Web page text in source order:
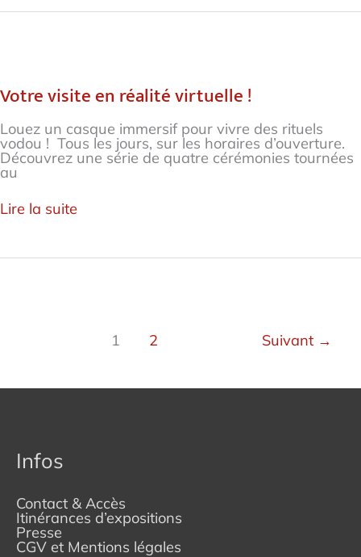
Votre visite en réalité virtuelle !
Louez un casque immersif pour vivre des rituels
vodou ! Tous les jours, sur les horaires d’ouverture.
Découvrez une série de quatre cérémonies tournées
au
réalité
!
Lire la suite
1 2 Suivant →
Infos
Contact & Accès
Itinérances d’expositions
Presse
CGV et Mentions légales